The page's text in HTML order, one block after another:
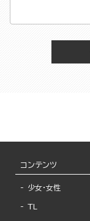
コンテンツ
少女・女性
TL